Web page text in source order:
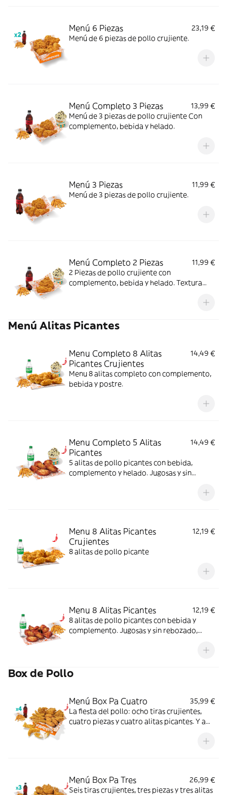
Menú 6 Piezas
23,19 €
Menú de 6 piezas de pollo crujiente.
Menú Completo 3 Piezas
13,99 €
Menú de 3 piezas de pollo crujiente Con
complemento, bebida y helado.
Menú 3 Piezas
11,99 €
Menú de 3 piezas de pollo crujiente.
Menú Completo 2 Piezas
11,99 €
2 Piezas de pollo crujiente con
complemento, bebida y helado. Textura
Menú Alitas Picantes
Menu Completo 8 Alitas
Picantes Crujientes
14,49 €
Menu 8 alitas completo con complemento,
bebida y postre.
Menu Completo 5 Alitas
Picantes
14,49 €
5 alitas de pollo picantes con bebida,
complemento y helado. Jugosas y sin
Menu 8 Alitas Picantes
Crujientes
12,19 €
8 alitas de pollo picante
Menu 8 Alitas Picantes
12,19 €
8 alitas de pollo picantes con bebida y
complemento. Jugosas y sin rebozado,
Box de Pollo
Menú Box Pa Cuatro
35,99 €
La fiesta del pollo: ocho tiras crujientes,
cuatro piezas y cuatro alitas picantes. Y a
Menú Box Pa Tres
26,99 €
Seis tiras crujientes, tres piezas y tres alitas